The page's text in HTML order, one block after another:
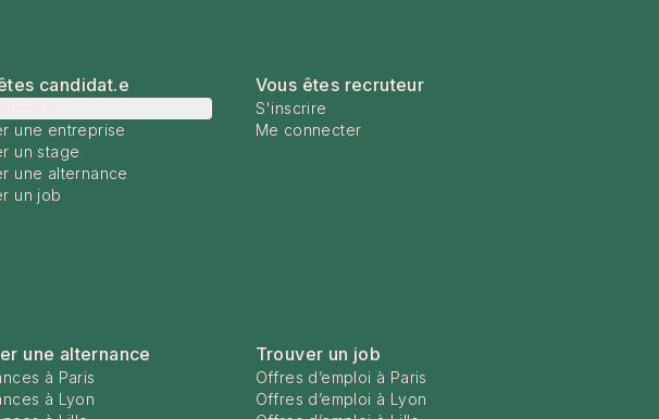
candidat.e
une entreprise
un stage
une alternance
un job
Vous êtes recruteur
S'inscrire
Me connecter
une alternance
à Paris
à Lyon
Trouver un job
Offres d’emploi à Paris
Offres d’emploi à Lyon